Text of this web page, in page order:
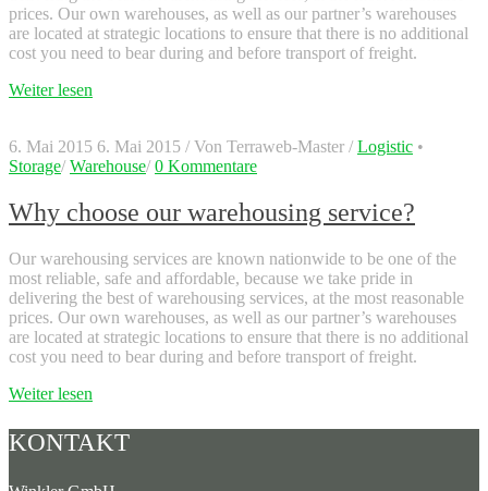
prices. Our own warehouses, as well as our partner’s warehouses
are located at strategic locations to ensure that there is no additional
cost you need to bear during and before transport of freight.
Weiter lesen
6. Mai 2015 6. Mai 2015 / Von Terraweb-Master / Logistic •
Storage/ Warehouse/ 0 Kommentare
Why choose our warehousing service?
Our warehousing services are known nationwide to be one of the
most reliable, safe and affordable, because we take pride in
delivering the best of warehousing services, at the most reasonable
prices. Our own warehouses, as well as our partner’s warehouses
are located at strategic locations to ensure that there is no additional
cost you need to bear during and before transport of freight.
Weiter lesen
KONTAKT